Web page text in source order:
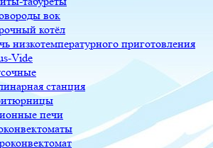
вок
котёл
низкотемпературного приготовления
Vide
станция
печи